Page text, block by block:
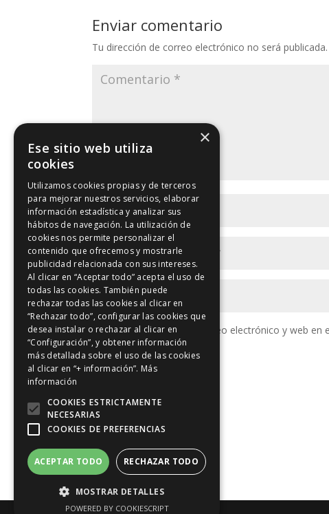
Enviar comentario
Tu dirección de correo electrónico no será publicada.
Guarda mi nombre, correo electrónico y web en
×
Ese sitio web utiliza
cookies
Utilizamos cookies propias y de terceros
para mejorar nuestros servicios, elaborar
información estadística y analizar sus
hábitos de navegación. La utilización de
cookies nos permite personalizar el
contenido que ofrecemos y mostrarle
publicidad relacionada con sus intereses.
Al clicar en “Aceptar todo” acepta el uso de
todas las cookies. También puede
rechazar todas las cookies al clicar en
“Rechazar todo”, configurar las cookies que
desea instalar o rechazar al clicar en
“Configuración”, y obtener información
más detallada sobre el uso de las cookies
al clicar en “+ información”. Más
información
COOKIES ESTRICTAMENTE
NECESARIAS
COOKIES DE PREFERENCIAS
ACEPTAR TODO RECHAZAR TODO
MOSTRAR DETALLES
POWERED BY COOKIESCRIPT